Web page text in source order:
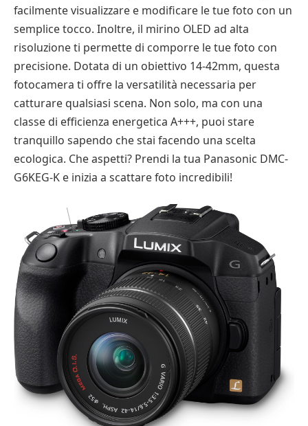
facilmente visualizzare e modificare le tue foto con un
semplice tocco. Inoltre, il mirino OLED ad alta
risoluzione ti permette di comporre le tue foto con
precisione. Dotata di un obiettivo 14-42mm, questa
fotocamera ti offre la versatilità necessaria per
catturare qualsiasi scena. Non solo, ma con una
classe di efficienza energetica A+++, puoi stare
tranquillo sapendo che stai facendo una scelta
ecologica. Che aspetti? Prendi la tua Panasonic DMC-
G6KEG-K e inizia a scattare foto incredibili!